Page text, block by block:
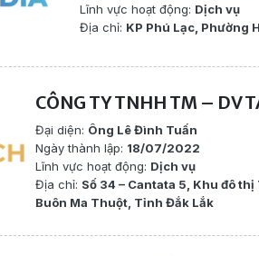
Lĩnh vực hoạt động: Dịch vụ
Địa chỉ: KP Phú Lạc, Phường
CÔNG TY TNHH TM – DV
Đại diện: Ông Lê Đình Tuấn
Ngày thành lập: 18/07/2022
Lĩnh vực hoạt động: Dịch vụ
Địa chỉ: Số 34 – Cantata 5, Khu đô
Buôn Ma Thuột, Tỉnh Đắk Lắk